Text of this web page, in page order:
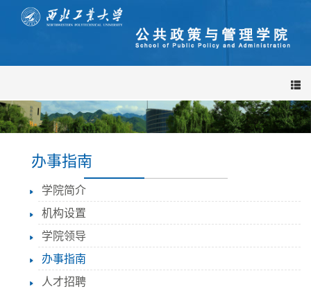
导
航
栏
办事指南
学院简介
机构设置
学院领导
办事指南
人才招聘